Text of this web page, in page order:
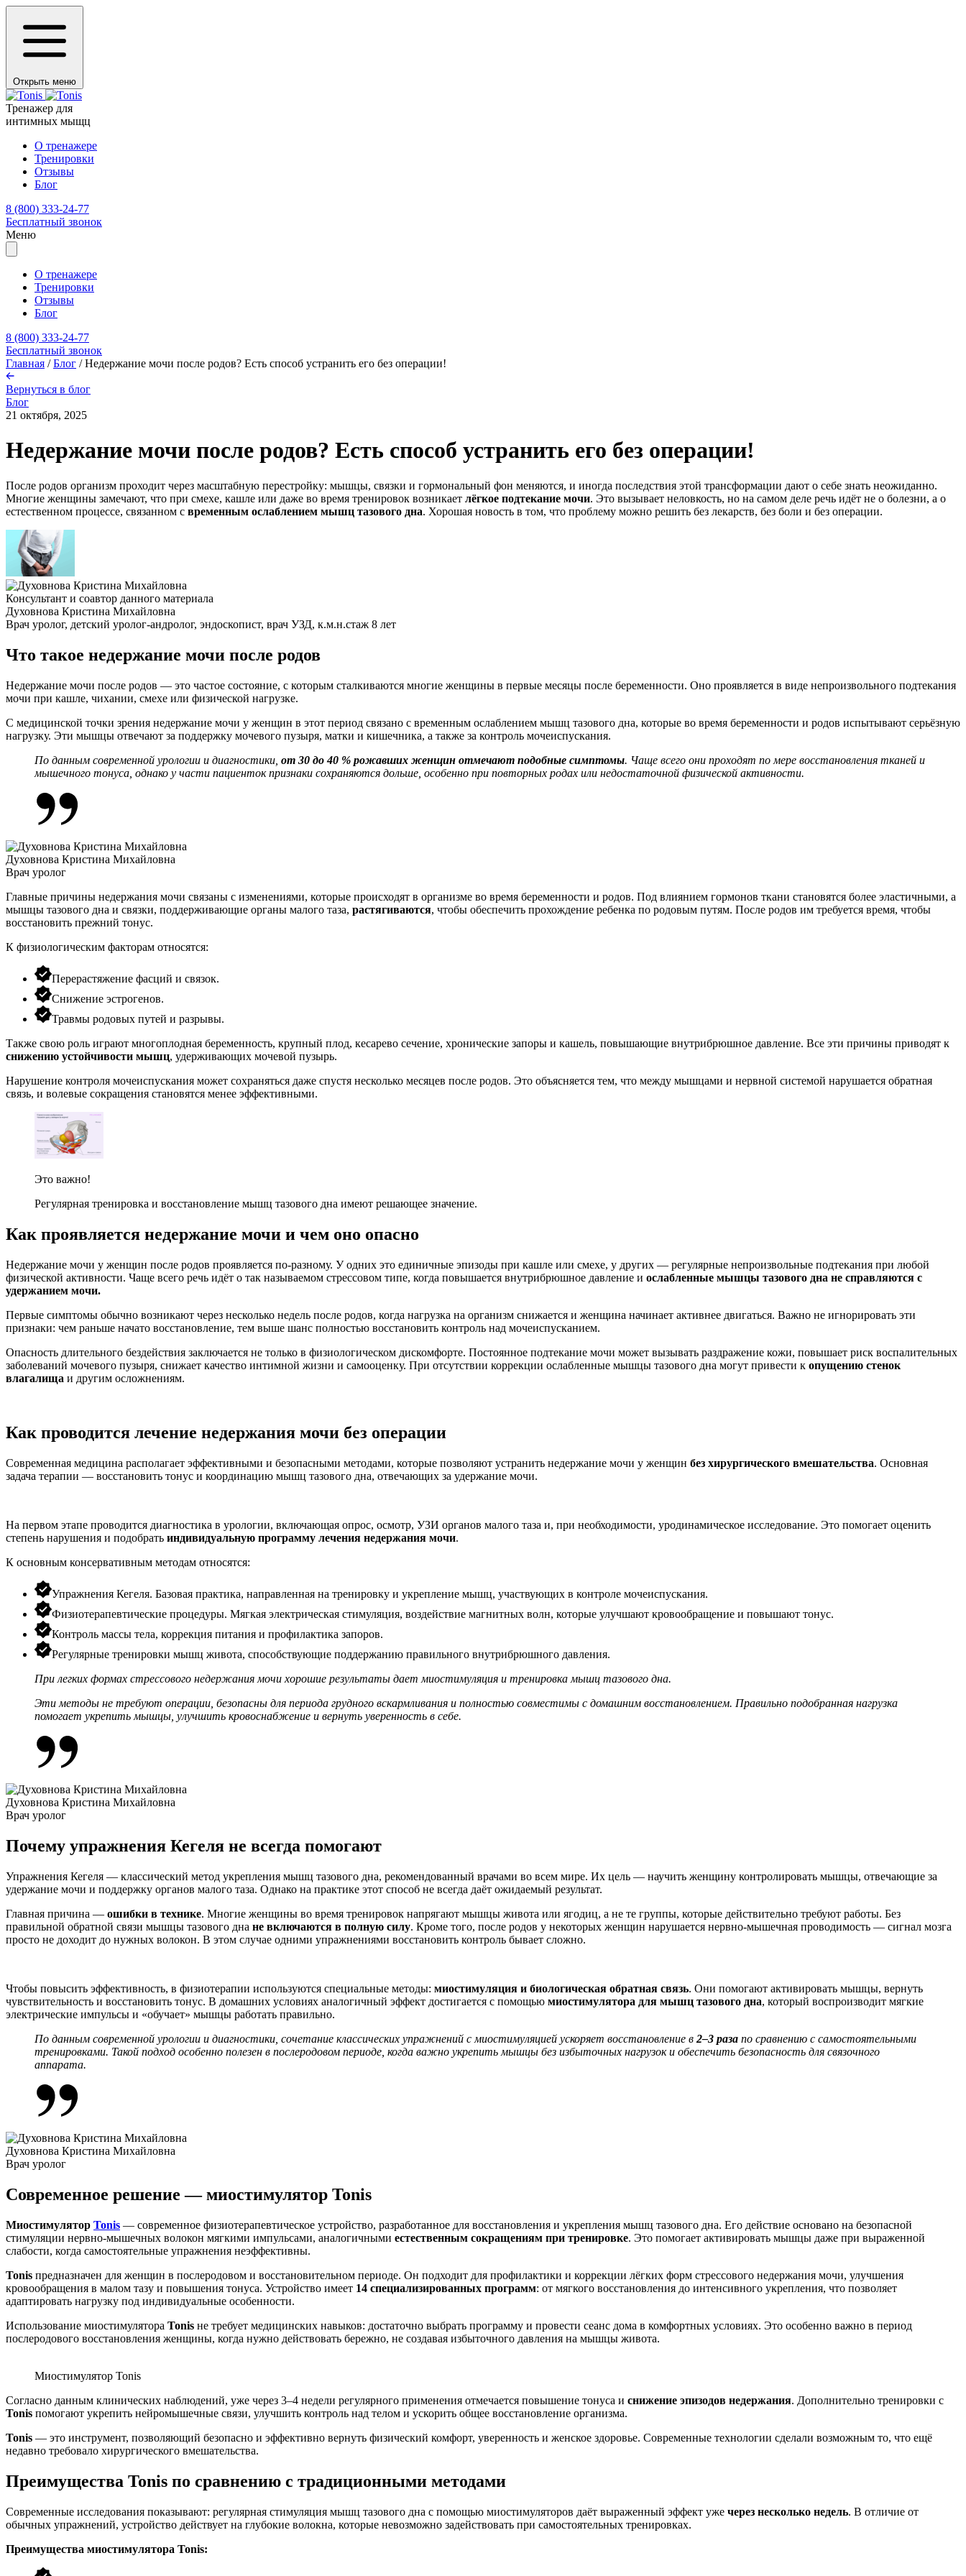
Открыть меню
Тренажер для
интимных мыщц
О тренажере
Тренировки
Отзывы
Блог
8 (800) 333-24-77
Бесплатный звонок
Меню
О тренажере
Тренировки
Отзывы
Блог
8 (800) 333-24-77
Бесплатный звонок
Главная /Блог /Недержание мочи после родов? Есть способ устранить его без операции!
Вернуться в блог
Блог
21 октября, 2025
Недержание мочи после родов? Есть способ устранить его без операции!
После родов организм проходит через масштабную перестройку: мышцы, связки и гормональный фон меняются, и иногда последствия этой трансформации дают о себе знать неожиданно.
Многие женщины замечают, что при смехе, кашле или даже во время тренировок возникает лёгкое подтекание мочи. Это вызывает неловкость, но на самом деле речь идёт не о болезни, а о
естественном процессе, связанном с временным ослаблением мышц тазового дна. Хорошая новость в том, что проблему можно решить без лекарств, без боли и без операции.
Консультант и соавтор данного материала
Духовнова Кристина Михайловна
Врач уролог, детский уролог-андролог, эндоскопист, врач УЗД, к.м.н.стаж 8 лет
Что такое недержание мочи после родов
Недержание мочи после родов — это частое состояние, с которым сталкиваются многие женщины в первые месяцы после беременности. Оно проявляется в виде непроизвольного подтекания
мочи при кашле, чихании, смехе или физической нагрузке.
С медицинской точки зрения недержание мочи у женщин в этот период связано с временным ослаблением мышц тазового дна, которые во время беременности и родов испытывают серьёзную
нагрузку. Эти мышцы отвечают за поддержку мочевого пузыря, матки и кишечника, а также за контроль мочеиспускания.
По данным современной урологии и диагностики от 30 до 40 % рожавших женщин отмечают подобные симптомы. Чаще всего они проходят по мере восстановления тканей и
мышечного тонуса, однако у части пациенток признаки сохраняются дольше, особенно при повторных родах или недостаточной физической активности.
Духовнова Кристина Михайловна
Врач уролог
Главные причины недержания мочи связаны с изменениями, которые происходят в организме во время беременности и родов. Под влиянием гормонов ткани становятся более эластичными, а
мышцы тазового дна и связки, поддерживающие органы малого таза, растягиваются, чтобы обеспечить прохождение ребенка по родовым путям. После родов им требуется время, чтобы
восстановить прежний тонус.
К физиологическим факторам относятся:
Перерастяжение фасций и связок.
Снижение эстрогенов.
Травмы родовых путей и разрывы.
Также свою роль играют многоплодная беременность, крупный плод, кесарево сечение, хронические запоры и кашель, повышающие внутрибрюшное давление. Все эти причины приводят к
снижению устойчивости мышц, удерживающих мочевой пузырь.
Нарушение контроля мочеиспускания может сохраняться даже спустя несколько месяцев после родов. Это объясняется тем, что между мышцами и нервной системой нарушается обратная
связь, и волевые сокращения становятся менее эффективными.
Это важно!
Регулярная тренировка и восстановление мышц тазового дна имеют решающее значение.
Как проявляется недержание мочи и чем оно опасно
Недержание мочи у женщин после родов проявляется по-разному. У одних это единичные эпизоды при кашле или смехе, у других — регулярные непроизвольные подтекания при любой
физической активности. Чаще всего речь идёт о так называемом стрессовом типе, когда повышается внутрибрюшное давление и ослабленные мышцы тазового дна не справляются с
удержанием мочи.
Первые симптомы обычно возникают через несколько недель после родов, когда нагрузка на организм снижается и женщина начинает активнее двигаться. Важно не игнорировать эти
признаки: чем раньше начато восстановление, тем выше шанс полностью восстановить контроль над мочеиспусканием.
Опасность длительного бездействия заключается не только в физиологическом дискомфорте. Постоянное подтекание мочи может вызывать раздражение кожи, повышает риск воспалительных
заболеваний мочевого пузыря, снижает качество интимной жизни и самооценку. При отсутствии коррекции ослабленные мышцы тазового дна могут привести к опущению стенок
влагалища и другим осложнениям.
Как проводится лечение недержания мочи без операции
Современная медицина располагает эффективными и безопасными методами, которые позволяют устранить недержание мочи у женщин без хирургического вмешательства. Основная
задача терапии — восстановить тонус и координацию мышц тазового дна, отвечающих за удержание мочи.
На первом этапе проводится диагностика в урологии, включающая опрос, осмотр, УЗИ органов малого таза и, при необходимости, уродинамическое исследование. Это помогает оценить
степень нарушения и подобрать индивидуальную программу лечения недержания мочи.
К основным консервативным методам относятся:
Упражнения Кегеля. Базовая практика, направленная на тренировку и укрепление мышц, участвующих в контроле мочеиспускания.
Физиотерапевтические процедуры. Мягкая электрическая стимуляция, воздействие магнитных волн, которые улучшают кровообращение и повышают тонус.
Контроль массы тела, коррекция питания и профилактика запоров.
Регулярные тренировки мышц живота, способствующие поддержанию правильного внутрибрюшного давления.
При легких формах стрессового недержания мочи хорошие результаты дает миостимуляция и тренировка мышц тазового дна.
Эти методы не требуют операции, безопасны для периода грудного вскармливания и полностью совместимы с домашним восстановлением. Правильно подобранная нагрузка
помогает укрепить мышцы , улучшить кровоснабжение и вернуть уверенность в себе.
Духовнова Кристина Михайловна
Врач уролог
Почему упражнения Кегеля не всегда помогают
Упражнения Кегеля — классический метод укрепления мышц тазового дна, рекомендованный врачами во всем мире. Их цель — научить женщину контролировать мышцы, отвечающие за
удержание мочи и поддержку органов малого таза. Однако на практике этот способ не всегда даёт ожидаемый результат.
Главная причина — ошибки в технике. Многие женщины во время тренировок напрягают мышцы живота или ягодиц, а не те группы, которые действительно требуют работы. Без
правильной обратной связи мышцы тазового дна не включаются в полную силу. Кроме того, после родов у некоторых женщин нарушается нервно-мышечная проводимость — сигнал мозга
просто не доходит до нужных волокон. В этом случае одними упражнениями восстановить контроль бывает сложно.
Чтобы повысить эффективность, в физиотерапии используются специальные методы: миостимуляция и биологическая обратная связь. Они помогают активировать мышцы, вернуть
чувствительность и восстановить тонус. В домашних условиях аналогичный эффект достигается с помощью миостимулятора для мышц тазового дна, который воспроизводит мягкие
электрические импульсы и «обучает» мышцы работать правильно.
По данным современной урологии и диагностики, сочетание классических упражнений с миостимуляцией ускоряет восстановление в 2–3 раза по сравнению с самостоятельными
тренировками. Такой подход особенно полезен в послеродовом периоде, когда важно укрепить мышцы без избыточных нагрузок и обеспечить безопасность для связочного
аппарата.
Духовнова Кристина Михайловна
Врач уролог
Современное решение — миостимулятор Tonis
Миостимулятор Tonis — современное физиотерапевтическое устройство, разработанное для восстановления и укрепления мышц тазового дна. Его действие основано на безопасной
стимуляции нервно-мышечных волокон мягкими импульсами, аналогичными естественным сокращениям при тренировке. Это помогает активировать мышцы даже при выраженной
слабости, когда самостоятельные упражнения неэффективны.
Tonis предназначен для женщин в послеродовом и восстановительном периоде. Он подходит для профилактики и коррекции лёгких форм стрессового недержания мочи, улучшения
кровообращения в малом тазу и повышения тонуса. Устройство имеет 14 специализированных программ: от мягкого восстановления до интенсивного укрепления, что позволяет
адаптировать нагрузку под индивидуальные особенности.
Использование миостимулятора Tonis не требует медицинских навыков: достаточно выбрать программу и провести сеанс дома в комфортных условиях. Это особенно важно в период
послеродового восстановления женщины, когда нужно действовать бережно, не создавая избыточного давления на мышцы живота.
Миостимулятор Tonis
Согласно данным клинических наблюдений, уже через 3–4 недели регулярного применения отмечается повышение тонуса и снижение эпизодов недержания. Дополнительно тренировки с
Tonis помогают укрепить нейромышечные связи, улучшить контроль над телом и ускорить общее восстановление организма.
Tonis — это инструмент, позволяющий безопасно и эффективно вернуть физический комфорт, уверенность и женское здоровье. Современные технологии сделали возможным то, что ещё
недавно требовало хирургического вмешательства.
Преимущества Tonis по сравнению с традиционными методами
Современные исследования показывают: регулярная стимуляция мышц тазового дна с помощью миостимуляторов даёт выраженный эффект уже через несколько недель. В отличие от
обычных упражнений, устройство действует на глубокие волокна, которые невозможно задействовать при самостоятельных тренировках.
Преимущества миостимулятора Tonis: